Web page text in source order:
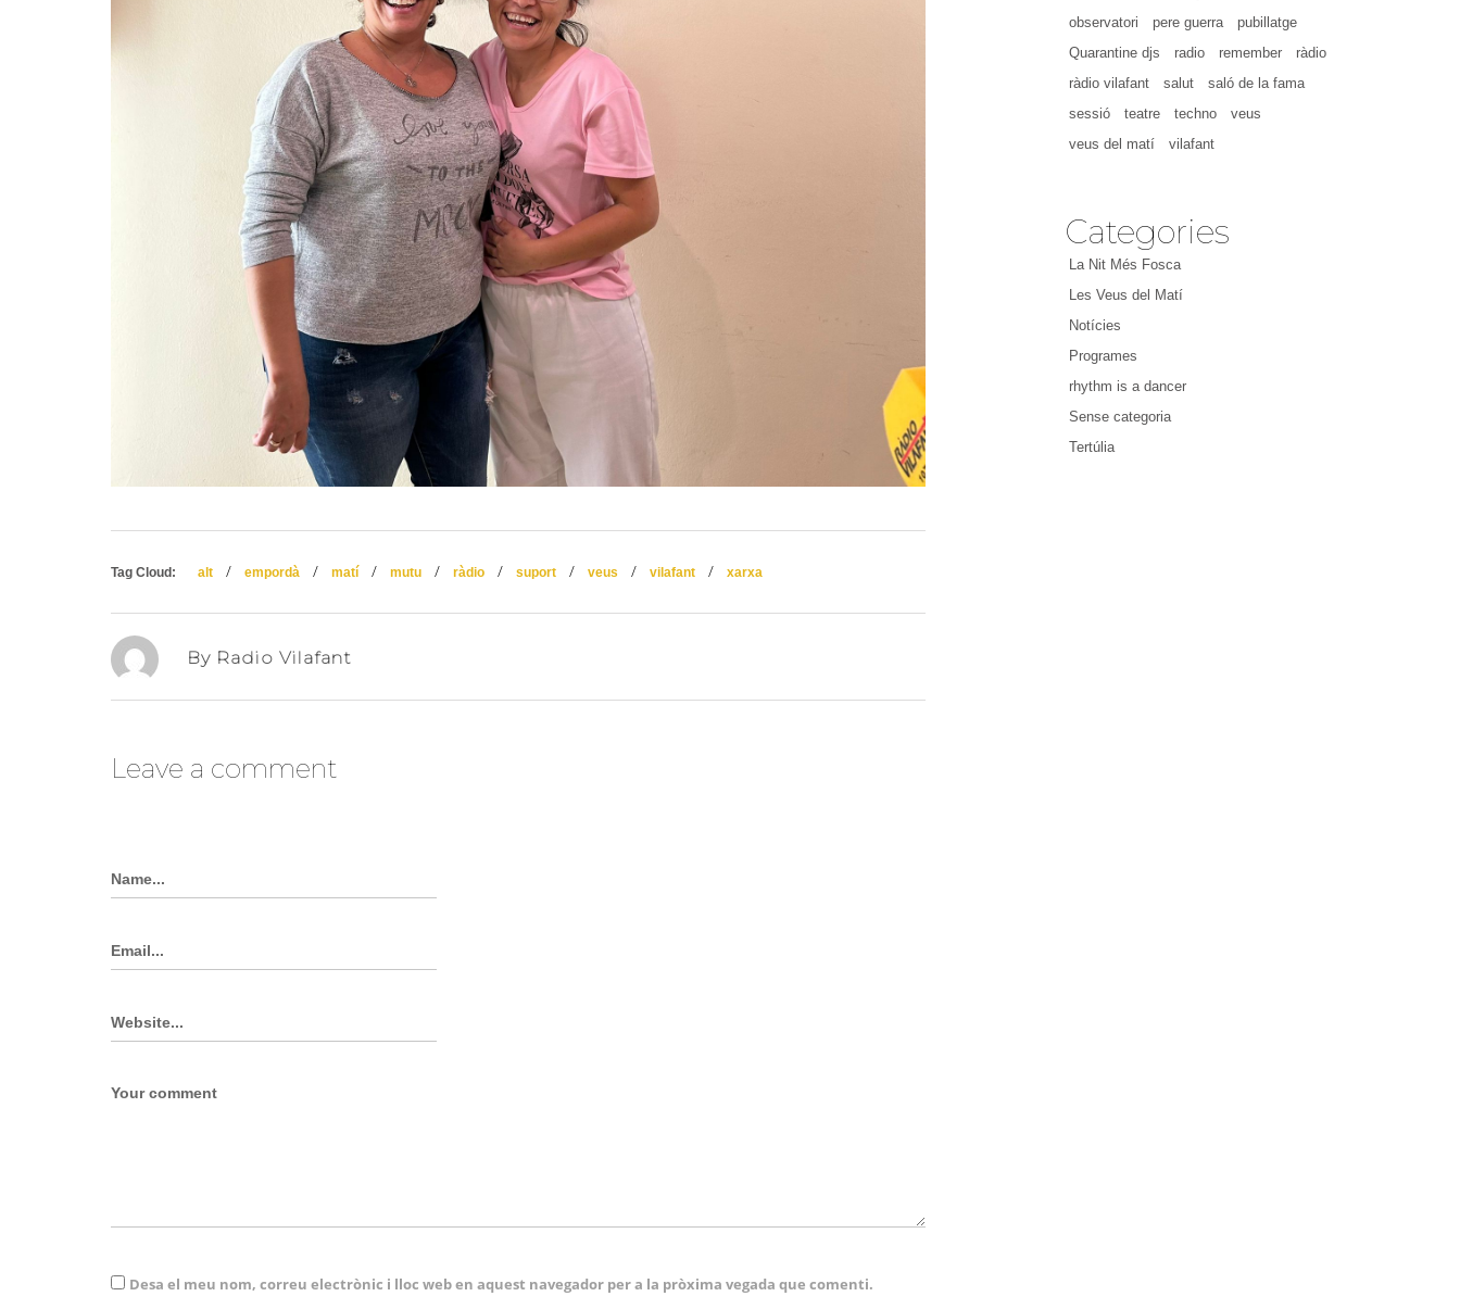
Tag Cloud: alt / empordà / matí / mutu / ràdio / suport / veus / vilafant / xarxa
By Radio Vilafant
Leave a comment
Desa el meu nom, correu electrònic i lloc web en aquest navegador per a la pròxima vegada que comenti.
observatori
pere guerra
pubillatge
Quarantine djs
radio remember
ràdio
ràdio vilafant
salut
saló de la fama
sessió
teatre techno
veus
veus del matí
vilafant
Categories
La Nit Més Fosca
Les Veus del Matí
Notícies
Programes
rhythm is a dancer
Sense categoria
Tertúlia